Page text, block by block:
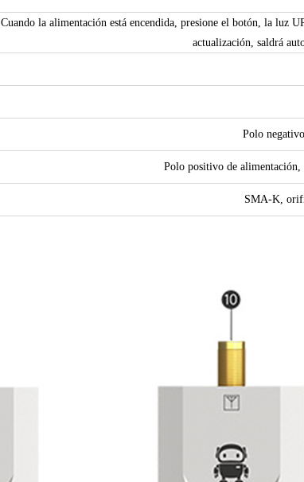
Cuando la alimentación está encendida, presione el botón, la luz
actualización, saldrá
Polo
Polo positivo de
SMA-K,